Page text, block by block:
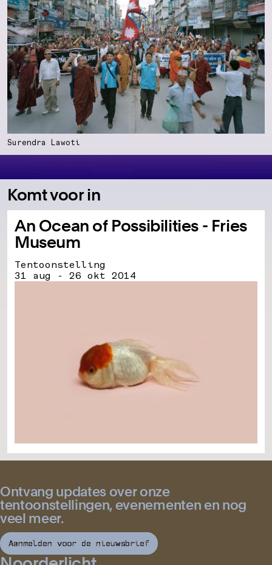
Surendra Lawoti
Komt voor in
An Ocean of Possibilities - Fries
Museum
Tentoonstelling
31 aug - 26 okt 2014
Ontvang updates over onze
tentoonstellingen, evenementen en nog
veel meer.
Aanmelden voor de nieuwsbrief